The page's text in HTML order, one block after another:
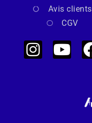
Avis clients
CGV